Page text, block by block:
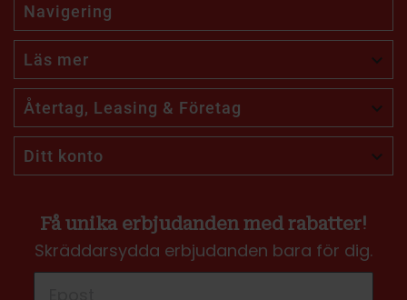
Navigering
Läs mer 
Återtag, Leasing & Företag 
Ditt konto 
Få unika erbjudanden med rabatter!
Skräddarsydda erbjudanden bara för dig.